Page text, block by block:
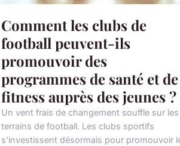
Comment les clubs de
football peuvent-ils
promouvoir des
programmes de santé et de
fitness auprès des jeunes ?
Un vent frais de changement souffle sur les
terrains de football. Les clubs sportifs
s'investissent désormais pour promouvoir